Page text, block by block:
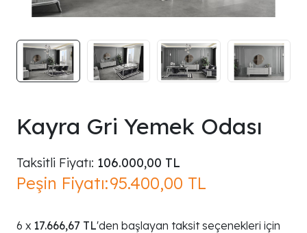
Kayra Gri Yemek Odası
Taksitli Fiyatı: 106.000,00 TL
Peşin Fiyatı:95.400,00 TL
17.666,67 TL'den başlayan taksit seçenekleri için